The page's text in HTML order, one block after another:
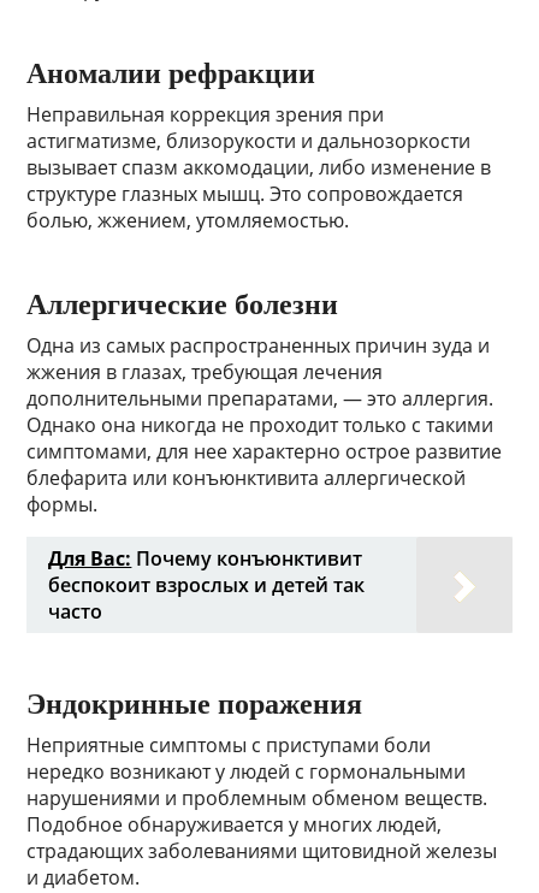
Аномалии рефракции
Неправильная коррекция зрения при
астигматизме, близорукости и дальнозоркости
вызывает спазм аккомодации, либо изменение в
структуре глазных мышц. Это сопровождается
болью, жжением, утомляемостью.
Аллергические болезни
Одна из самых распространенных причин зуда и
жжения в глазах, требующая лечения
дополнительными препаратами, — это аллергия.
Однако она никогда не проходит только с такими
симптомами, для нее характерно острое развитие
блефарита или конъюнктивита аллергической
формы.
Для Вас: Почему конъюнктивит
беспокоит взрослых и детей так
часто
Эндокринные поражения
Неприятные симптомы с приступами боли
нередко возникают у людей с гормональными
нарушениями и проблемным обменом веществ.
Подобное обнаруживается у многих людей,
страдающих заболеваниями щитовидной железы
и диабетом.